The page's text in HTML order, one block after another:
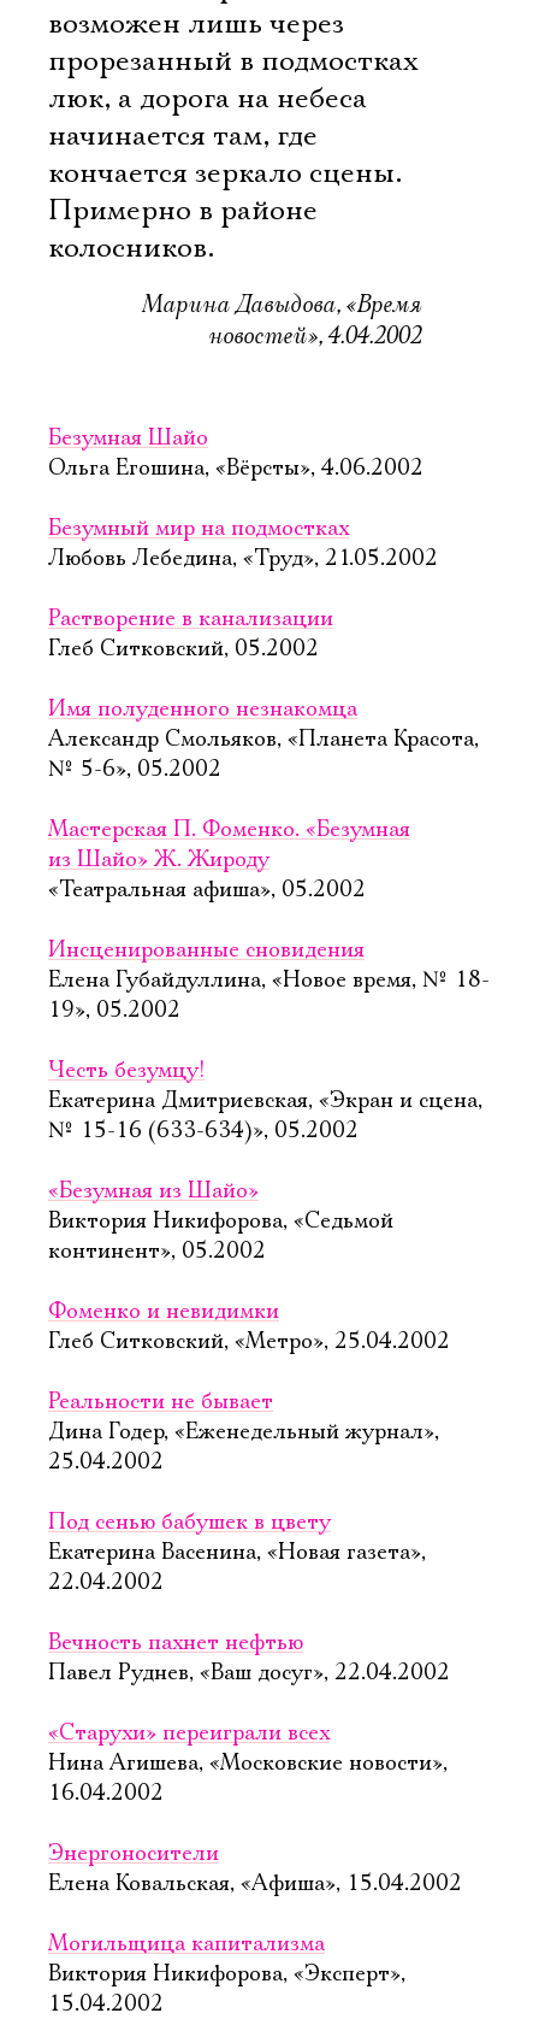
возможен лишь через
прорезанный в подмостках
люк, а дорога на небеса
начинается там, где
кончается зеркало сцены.
Примерно в районе
колосников.
Марина Давыдова, «Время
новостей», 4.04.2002
Безумная Шайо
Ольга Егошина, «Вёрсты», 4.06.2002
Безумный мир на подмостках
Любовь Лебедина, «Труд», 21.05.2002
Растворение в канализации
Глеб Ситковский, 05.2002
Имя полуденного незнакомца
Александр Смольяков, «Планета Красота,
№ 5-6», 05.2002
Мастерская П. Фоменко. «Безумная
из Шайо» Ж. Жироду
«Театральная афиша», 05.2002
Инсценированные сновидения
Елена Губайдуллина, «Новое время, № 18-
19», 05.2002
Честь безумцу!
Екатерина Дмитриевская, «Экран и сцена,
№ 15-16 (633-634)», 05.2002
«Безумная из Шайо»
Виктория Никифорова, «Седьмой
континент», 05.2002
Фоменко и невидимки
Глеб Ситковский, «Метро», 25.04.2002
Реальности не бывает
Дина Годер, «Еженедельный журнал»,
25.04.2002
Под сенью бабушек в цвету
Екатерина Васенина, «Новая газета»,
22.04.2002
Вечность пахнет нефтью
Павел Руднев, «Ваш досуг», 22.04.2002
«Старухи» переиграли всех
Нина Агишева, «Московские новости»,
16.04.2002
Энергоносители
Елена Ковальская, «Афиша», 15.04.2002
Могильщица капитализма
Виктория Никифорова, «Эксперт»,
15.04.2002